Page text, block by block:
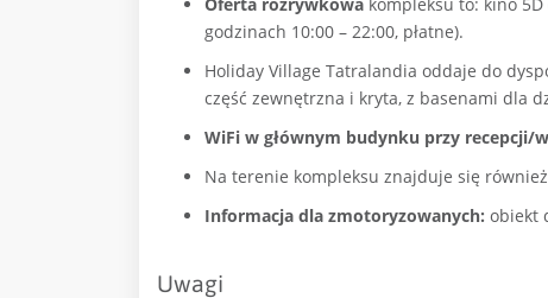
godzinach 10:00 – 22:00, płatne).
Holiday Village Tatralandia oddaje do
część zewnętrzna i kryta, z basenami dla
WiFi w głównym budynku przy recepcji/
Na terenie kompleksu znajduje się również
Informacja dla zmotoryzowanych: obiekt
Uwagi